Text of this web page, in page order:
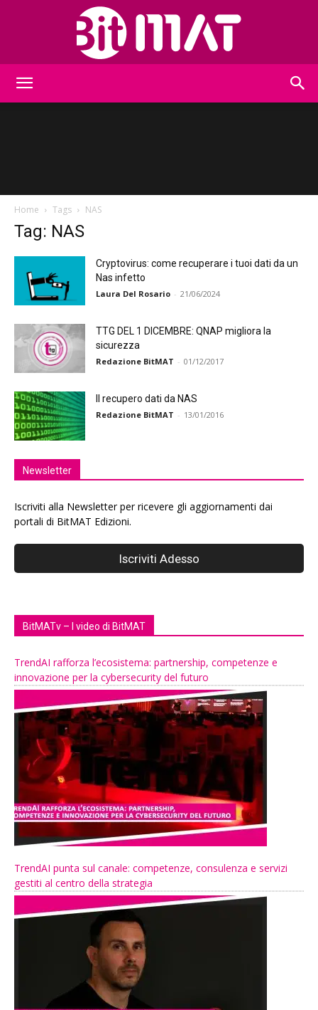
Home Tags NAS
Tag: NAS
Cryptovirus: come recuperare i tuoi dati da un
Nas infetto
Laura Del Rosario - 21/06/2024
TTG DEL 1 DICEMBRE: QNAP migliora la
sicurezza
Redazione BitMAT - 01/12/2017
Il recupero dati da NAS
Redazione BitMAT - 13/01/2016
Newsletter
Iscriviti alla Newsletter per ricevere gli aggiornamenti dai
portali di BitMAT Edizioni.
BitMATv – I video di BitMAT
TrendAI rafforza l’ecosistema: partnership, competenze e
innovazione per la cybersecurity del futuro
TrendAI punta sul canale: competenze, consulenza e servizi
gestiti al centro della strategia